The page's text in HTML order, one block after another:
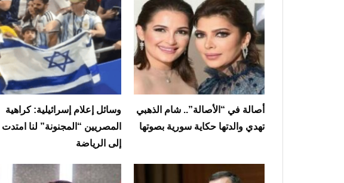
أصالة في “الأصالة”.. شام الذهبي
تهدي والدتها حكاية سورية بصوتها
وسائل إعلام إسرائيلية: كراهية
المصريين “المجنونة” لنا امتدت
إلى الرياضة